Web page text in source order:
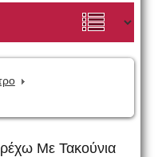
Με Τακούνια